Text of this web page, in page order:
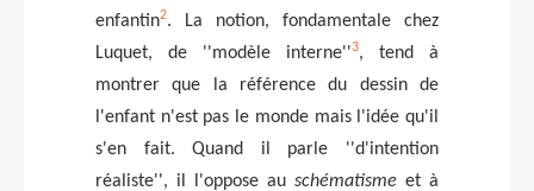
enfantin2. La notion, fondamentale chez
Luquet, de ''modèle interne''3, tend à
montrer que la référence du dessin de
l'enfant n'est pas le monde mais l'idée qu'il
s'en fait. Quand il parle ''d'intention
réaliste'', il l'oppose au schématisme et à